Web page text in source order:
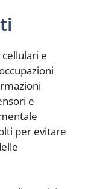
e
e
per evitare